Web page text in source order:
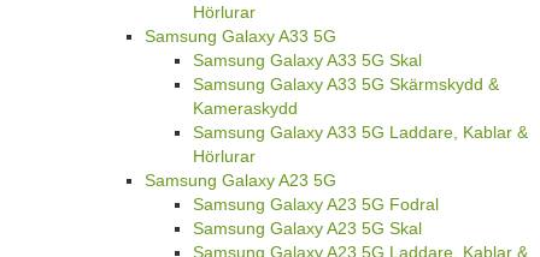
Hörlurar
Samsung Galaxy A33 5G
Samsung Galaxy A33 5G Skal
Samsung Galaxy A33 5G Skärmskydd &
Kameraskydd
Samsung Galaxy A33 5G Laddare, Kablar &
Hörlurar
Samsung Galaxy A23 5G
Samsung Galaxy A23 5G Fodral
Samsung Galaxy A23 5G Skal
Samsung Galaxy A23 5G Laddare, Kablar &